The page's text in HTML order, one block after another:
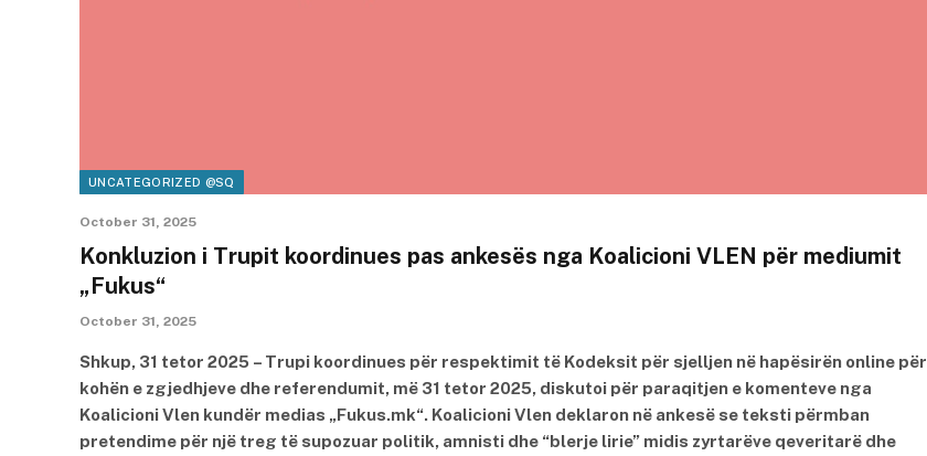
UNCATEGORIZED @SQ
October 31, 2025
Konkluzion i Trupit koordinues pas ankesës nga Koalicioni VLEN për mediumit
„Fukus“
October 31, 2025
Shkup, 31 tetor 2025 – Trupi koordinues për respektimit të Kodeksit për sjelljen në hapësirën online për
kohën e zgjedhjeve dhe referendumit, më 31 tetor 2025, diskutoi për paraqitjen e komenteve nga
Koalicioni Vlen kundër medias „Fukus.mk“. Koalicioni Vlen deklaron në ankesë se teksti përmban
pretendime për një treg të supozuar politik, amnisti dhe “blerje lirie” midis zyrtarëve qeveritarë dhe